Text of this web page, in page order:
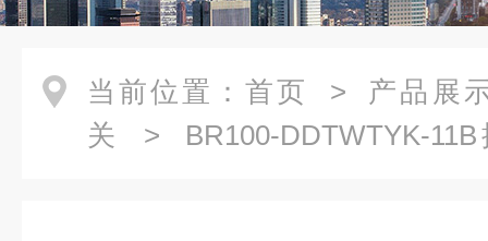
当前位置： 首页 > 产品展
关
> BR100-DDTWTYK-